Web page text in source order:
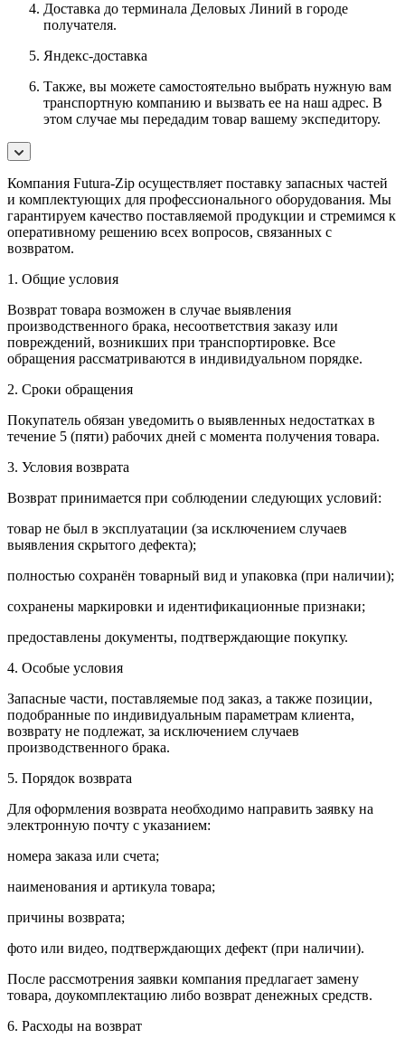
Доставка до терминала Деловых Линий в городе
получателя.
Яндекс-доставка
Также, вы можете самостоятельно выбрать нужную вам
транспортную компанию и вызвать ее на наш адрес. В
этом случае мы передадим товар вашему экспедитору.
Компания Futura-Zip осуществляет поставку запасных частей
и комплектующих для профессионального оборудования. Мы
гарантируем качество поставляемой продукции и стремимся к
оперативному решению всех вопросов, связанных с
возвратом.
1. Общие условия
Возврат товара возможен в случае выявления
производственного брака, несоответствия заказу или
повреждений, возникших при транспортировке. Все
обращения рассматриваются в индивидуальном порядке.
2. Сроки обращения
Покупатель обязан уведомить о выявленных недостатках в
течение 5 (пяти) рабочих дней с момента получения товара.
3. Условия возврата
Возврат принимается при соблюдении следующих условий:
товар не был в эксплуатации (за исключением случаев
выявления скрытого дефекта);
полностью сохранён товарный вид и упаковка (при наличии);
сохранены маркировки и идентификационные признаки;
предоставлены документы, подтверждающие покупку.
4. Особые условия
Запасные части, поставляемые под заказ, а также позиции,
подобранные по индивидуальным параметрам клиента,
возврату не подлежат, за исключением случаев
производственного брака.
5. Порядок возврата
Для оформления возврата необходимо направить заявку на
электронную почту с указанием:
номера заказа или счета;
наименования и артикула товара;
причины возврата;
фото или видео, подтверждающих дефект (при наличии).
После рассмотрения заявки компания предлагает замену
товара, доукомплектацию либо возврат денежных средств.
6. Расходы на возврат